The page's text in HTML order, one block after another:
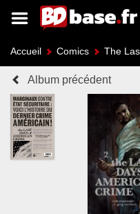
Accueil Comics The
Album précédent